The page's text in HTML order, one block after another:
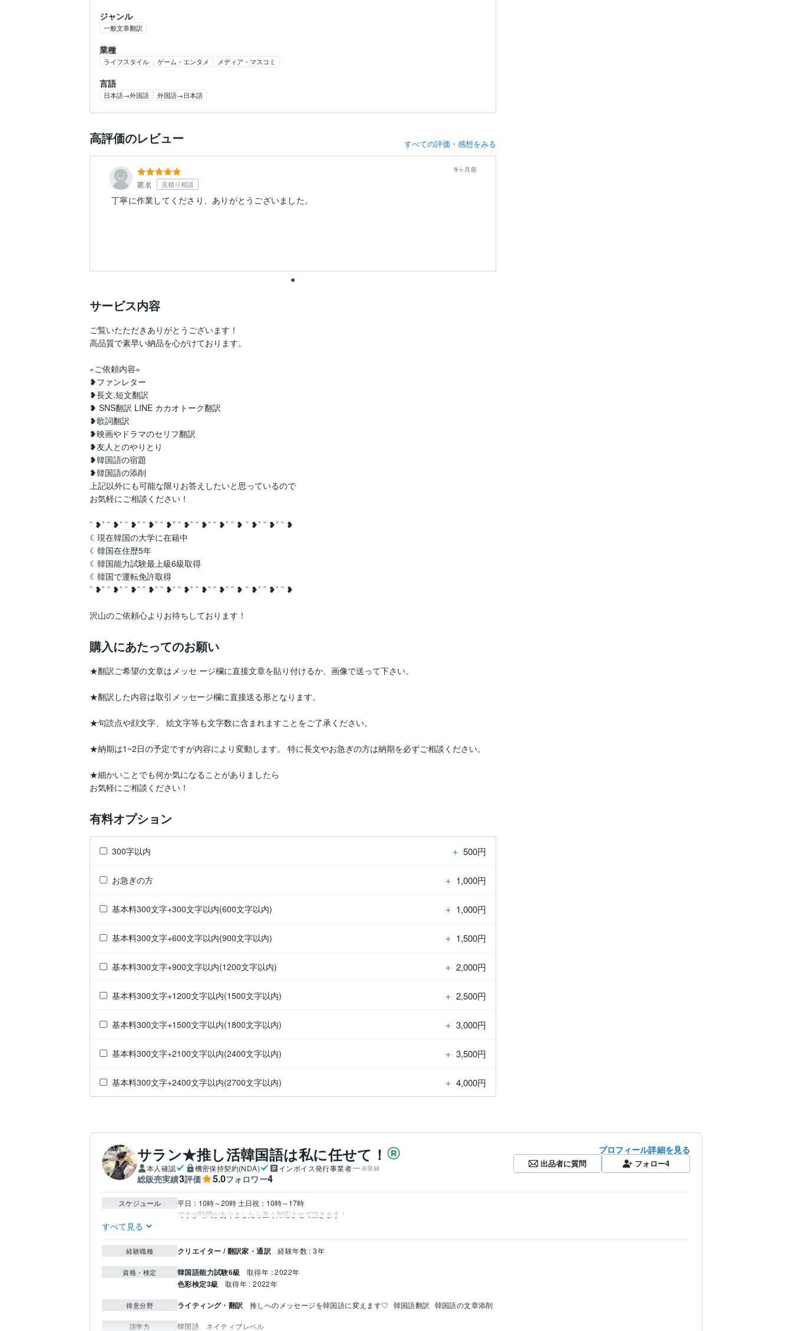
ジャンル
一般文章翻訳
業種
ライフスタイル ゲーム・エンタメ メディア・マスコミ
言語
日本語→外国語 外国語→日本語
高評価のレビュー すべての評価・感想をみる
匿名 見積り相談
9ヶ月前
丁寧に作業してくださり、ありがとうございました。
サービス内容
ご覧いたただきありがとうございます！
高品質で素早い納品を心がけております。
«ご依頼内容»
❥ファンレター
❥長文.短文翻訳
❥ SNS翻訳 LINE カカオトーク翻訳
❥歌詞翻訳
❥映画やドラマのセリフ翻訳
❥友人とのやりとり
❥韓国語の宿題
❥韓国語の添削
上記以外にも可能な限りお答えしたいと思っているので
お気軽にご相談ください！
¨ ❥˚ ¨ ❥˚ ¨ ❥˚ ¨ ❥˚ ¨ ❥˚ ¨ ❥˚ ¨ ❥˚ ¨ ❥˚ ¨ ❥ ¨ ❥˚ ¨ ❥˚ ¨ ❥
☾現在韓国の大学に在籍中
☾韓国在住歴5年
☾韓国能力試験最上級6級取得
☾韓国で運転免許取得
¨ ❥˚ ¨ ❥˚ ¨ ❥˚ ¨ ❥˚ ¨ ❥˚ ¨ ❥˚ ¨ ❥˚ ¨ ❥˚ ¨ ❥ ¨ ❥˚ ¨ ❥˚ ¨ ❥
沢山のご依頼心よりお待ちしております！
購入にあたってのお願い
★翻訳ご希望の文章はメッセ ージ欄に直接文章を貼り付けるか、画像で送って下さい。
★翻訳した内容は取引メッセージ欄に直接送る形となります。
★句読点や顔文字、 絵文字等も文字数に含まれますことをご了承ください。
★納期は1~2日の予定ですが内容により変動します。 特に長文やお急ぎの方は納期を必ずご相談ください。
★細かいことでも何か気になることがありましたら
お気軽にご相談ください！
有料オプション
300字以内 ＋ 500円
お急ぎの方 ＋ 1,000円
基本料300文字+300文字以内(600文字以内) ＋ 1,000円
基本料300文字+600文字以内(900文字以内) ＋ 1,500円
基本料300文字+900文字以内(1200文字以内) ＋ 2,000円
基本料300文字+1200文字以内(1500文字以内) ＋ 2,500円
基本料300文字+1500文字以内(1800文字以内) ＋ 3,000円
基本料300文字+2100文字以内(2400文字以内) ＋ 3,500円
基本料300文字+2400文字以内(2700文字以内) ＋ 4,000円
サラン★推し活韓国語は私に任せて！
本人確認 機密保持契約(NDA) インボイス発行事業者 未登録
総販売実績3評価 5.0フォロワー4
プロフィール詳細を見る
出品者に質問 フォロー4
スケジュール
平日：10時～20時 土日祝：10時～17時
ですが時間がありましたら直ぐ対応させて頂きます！
すべて見る
経験職種 クリエイター / 翻訳家・通訳 経験年数 : 3年
資格・検定 韓国語能力試験6級 取得年 : 2022年
色彩検定3級 取得年 : 2022年
得意分野 ライティング・翻訳 推しへのメッセージを韓国語に変えます♡ 韓国語翻訳 韓国語の文章添削
語学力 韓国語 ネイティブレベル